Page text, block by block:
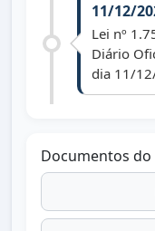
11/12/
Lei nº
Diário
dia 11/
Documentos